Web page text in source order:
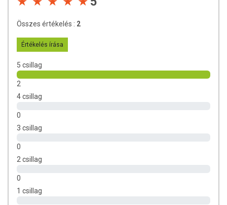
tápanyagokat. Bár az étrend-kiegészítők kedvező élettani hatással
megjelenítésük, és reklámozásuk során nem engedélyezett a
készítményeknek betegséget megelőző vagy gyógyító hatást
A termék nem helyettesíti a kiegyensúlyozott, vegyes étrendet és az
egészséges életmódot! A termék nem gyógyít betegségeket! A termék
használatát beszélje meg kezelőorvosával. Az ajánlott napi
fogyasztási mennyiséget ne lépje túl! Ne szedje a készítményt, ha az
elzárva tartandó!
Összes értékelés : 2
Értékelés írása
5 csillag
2
4 csillag
0
3 csillag
0
2 csillag
0
1 csillag